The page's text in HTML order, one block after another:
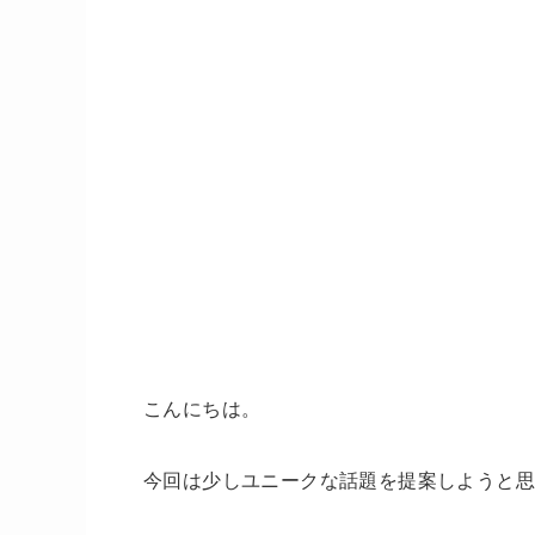
こんにちは。
今回は少しユニークな話題を提案しようと思